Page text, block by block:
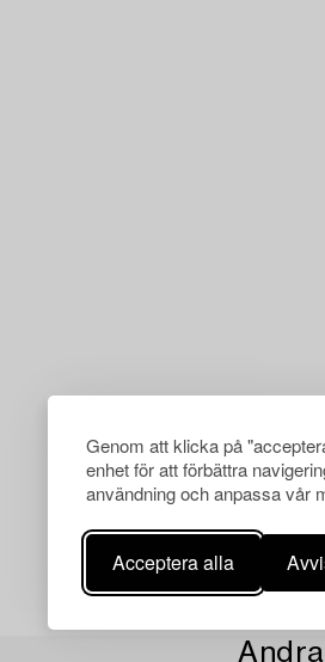
Genom att klicka på
enhet för att förbättra
användning och anpassa vår
Acceptera alla